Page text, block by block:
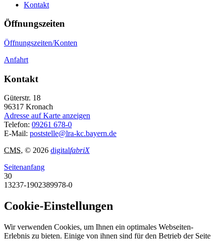
Kontakt
Öffnungszeiten
Öffnungszeiten/Konten
Anfahrt
Kontakt
Güterstr. 18
96317 Kronach
Adresse auf Karte anzeigen
Telefon: 09261 678-0
E-Mail: poststelle@lra-kc.bayern.de
CMS, © 2026 digitalfabriX
Seitenanfang
30
13237-1902389978-0
Cookie-Einstellungen
Wir verwenden Cookies, um Ihnen ein optimales Webseiten-
Erlebnis zu bieten. Einige von ihnen sind für den Betrieb der Seite